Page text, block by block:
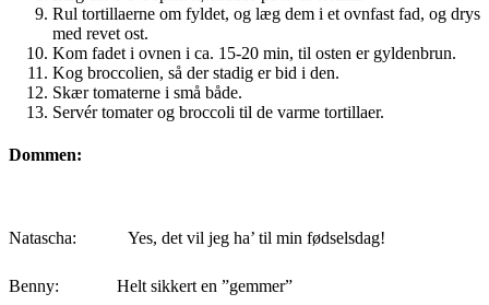
Rul tortillaerne om fyldet, og læg dem i et ovnfast fad, og drys
med revet ost.
Kom fadet i ovnen i ca. 15-20 min, til osten er gyldenbrun.
Kog broccolien, så der stadig er bid i den.
Skær tomaterne i små både.
Servér tomater og broccoli til de varme tortillaer.
Dommen:
Natascha: Yes, det vil jeg ha’ til min fødselsdag!
Benny: Helt sikkert en ”gemmer”